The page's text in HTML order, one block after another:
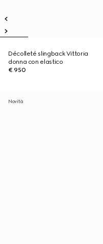
Décolleté slingback Vittoria
donna con elastico
€ 950
Novità